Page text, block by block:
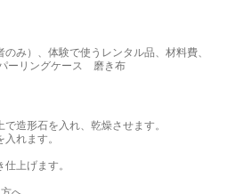
み）、体験で使うレンタル品、材料費、
ーリングケース 磨き布
造形石を入れ、乾燥させます。
れます。
上げます。
へ